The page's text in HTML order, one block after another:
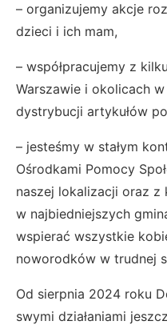
– organizujemy akcje
dzieci i ich mam,
– współpracujemy z
Warszawie i okolicach
dystrybucji artykułów
– jesteśmy w stałym
Ośrodkami Pomocy
naszej lokalizacji oraz z
w najbiedniejszych
wspierać wszystkie
noworodków w trudnej
Od sierpnia 2024 roku
swymi działaniami